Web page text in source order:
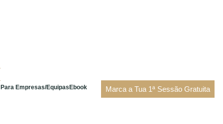
Marca a Tua 1ª Sessão Gratuita
Para Empresas/Equipas Ebook